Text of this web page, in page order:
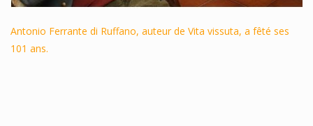
Antonio Ferrante di Ruffano, auteur de Vita vissuta, a fêté ses
101 ans.